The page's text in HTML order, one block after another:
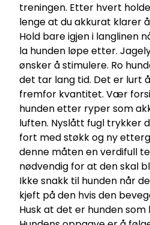
treningen. Etter hvert
lenge at du akkurat klarer
Hold bare igjen i langlinen
la hunden løpe etter.
ønsker å stimulere. Ro
det tar lang tid. Det er lurt
fremfor kvantitet. Vær
hunden etter ryper som
luften. Nyslått fugl trykker
fort med støkk og ny
denne måten en verdifull
nødvendig for at den skal
Ikke snakk til hunden når
kjeft på den hvis den
Husk at det er hunden som